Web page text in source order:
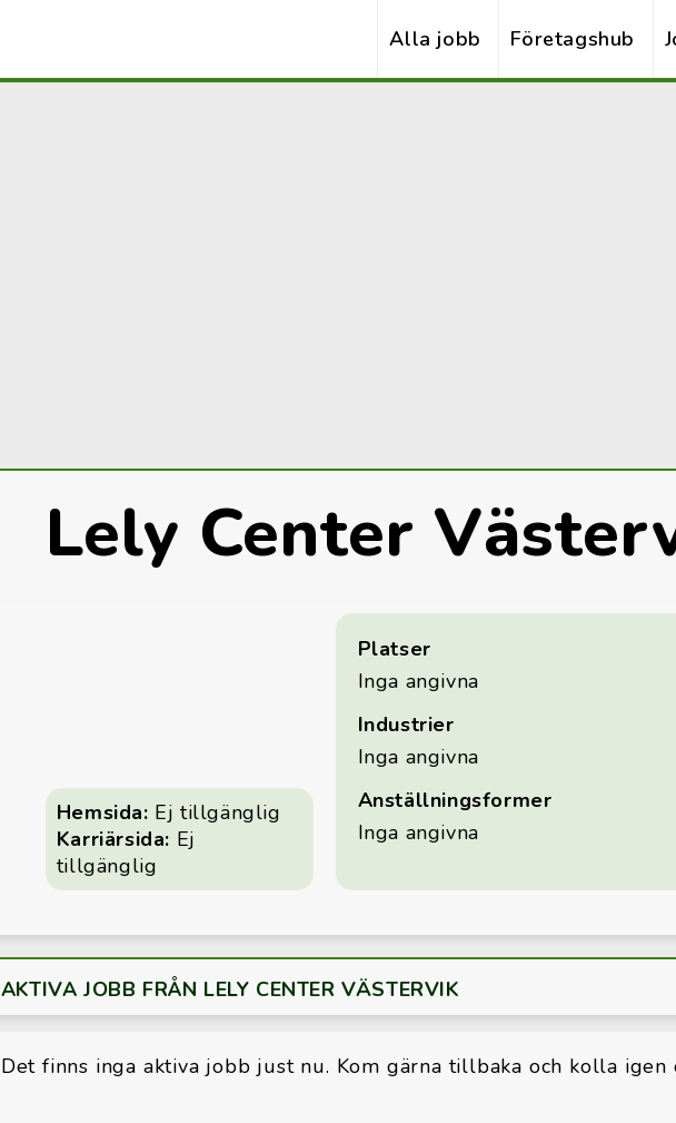
Alla jobb Företagshub
Lely Center
Hemsida: Ej tillgänglig
Karriärsida: Ej
tillgänglig
Platser
Inga angivna
Industrier
Inga angivna
Anställningsformer
Inga angivna
AKTIVA JOBB FRÅN LELY CENTER VÄSTERVIK
Det finns inga aktiva jobb just nu. Kom gärna tillbaka och kolla igen